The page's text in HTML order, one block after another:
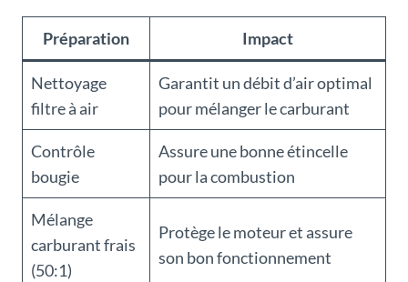
Préparation Impact
Nettoyage
filtre à air
Garantit un débit d’air optimal
pour mélanger le carburant
Contrôle
bougie
Assure une bonne étincelle
pour la combustion
Mélange
carburant frais
(50:1)
Protège le moteur et assure
son bon fonctionnement